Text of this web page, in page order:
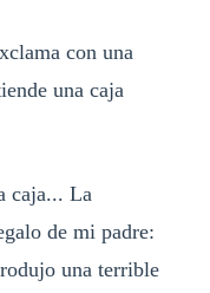
con una
una caja
caja... La
de mi padre:
una terrible